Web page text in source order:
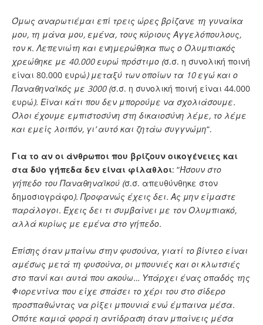
Όμως αναρωτιέμαι επί τρεις ώρες βρίζανε τη γυναίκα
μου, τη μάνα μου, εμένα, τους κύριους Αγγελόπουλους,
τον κ. Λεπενιώτη και ενημερώθηκα πως ο Ολυμπιακός
χρεώθηκε με 40.000 ευρώ πρόστιμο (σ.σ. η συνολική ποινή
είναι 80.000 ευρώ) μεταξύ των οποίων τα 10 εγώ και ο
Παναθηναϊκός με 3000 (σ.σ. η συνολική ποινή είναι 44.000
ευρώ). Είναι κάτι που δεν μπορούμε να σχολιάσουμε.
Όλοι έχουμε εμπιστοσύνη στη δικαιοσύνη λέμε, το λέμε
και εμείς λοιπόν, γι’ αυτό και ζητάω συγγνώμη“.
Για το αν οι άνθρωποι που βρίζουν οικογένειες και
στα δύο γήπεδα δεν είναι φίλαθλοι: “Ήσουν στο
γήπεδο του Παναθηναϊκού (σ.σ. απευθύνθηκε στον
δημοσιογράφο). Προφανώς έχεις δει. Ας μην είμαστε
παράλογοι. Έχεις δει τι συμβαίνει με τον Ολυμπιακό,
αλλά κυρίως με εμένα στο γήπεδο.
Επίσης όταν μπαίνω στην φυσούνα, γιατί το βίντεο είναι
αμέσως μετά τη φυσούνα, οι μπουνιές και οι κλωτσιές
στο πανί και αυτά που ακούω… Υπάρχει ένας οπαδός της
Φιορεντίνα που είχε σπάσει το χέρι του στο σίδερο
προσπαθώντας να ρίξει μπουνιά ενώ έμπαινα μέσα.
Οπότε καμιά φορά η αντίδραση όταν μπαίνεις μέσα